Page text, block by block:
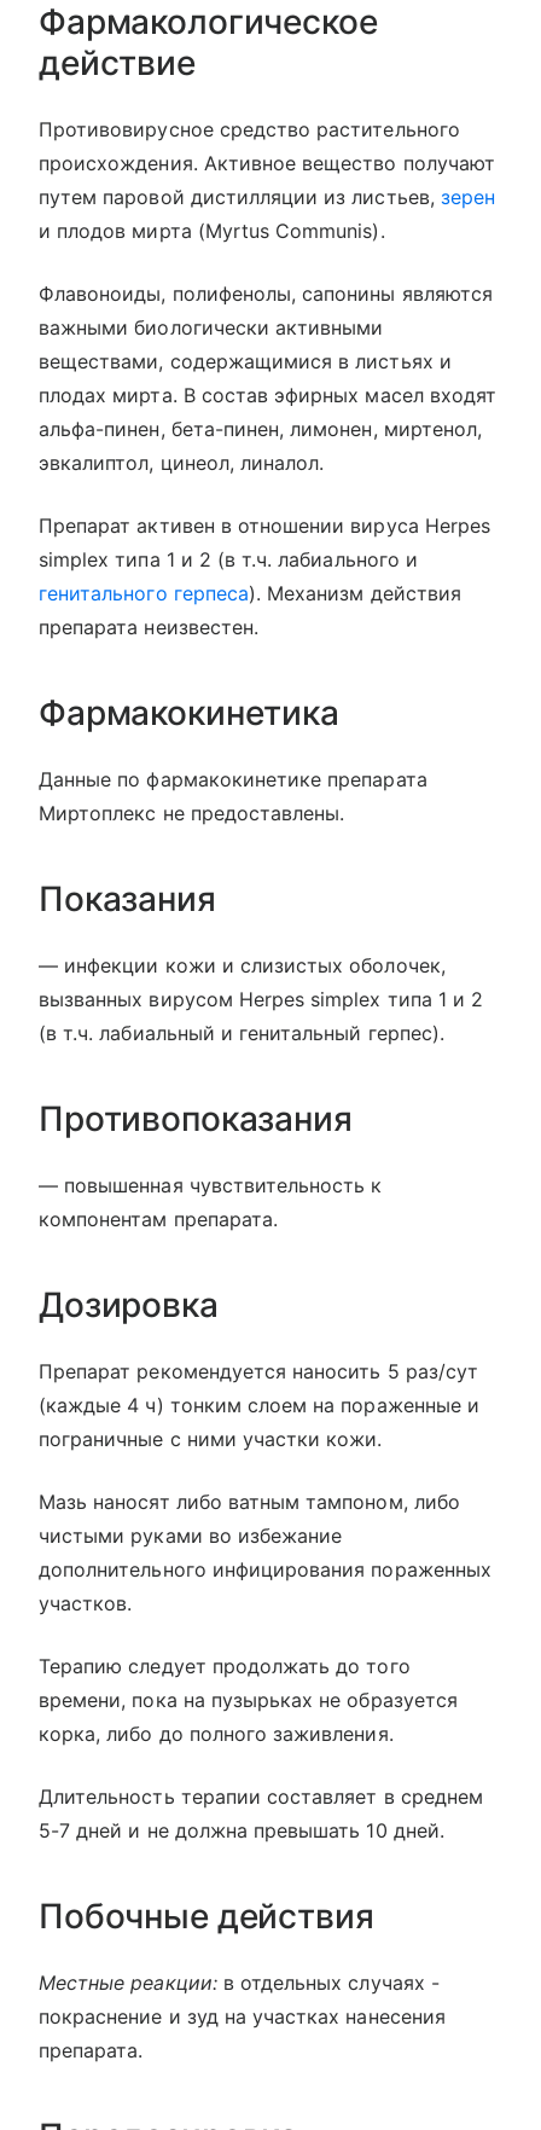
Фармакологическое
действие
Противовирусное средство растительного
происхождения. Активное вещество получают
путем паровой дистилляции из листьев, зерен
и плодов мирта (Myrtus Communis).
Флавоноиды, полифенолы, сапонины являются
важными биологически активными
веществами, содержащимися в листьях и
плодах мирта. В состав эфирных масел входят
альфа-пинен, бета-пинен, лимонен, миртенол,
эвкалиптол, цинеол, линалол.
Препарат активен в отношении вируса Herpes
simplex типа 1 и 2 (в т.ч. лабиального и
генитального герпеса). Механизм действия
препарата неизвестен.
Фармакокинетика
Данные по фармакокинетике препарата
Миртоплекс не предоставлены.
Показания
— инфекции кожи и слизистых оболочек,
вызванных вирусом Herpes simplex типа 1 и 2
(в т.ч. лабиальный и генитальный герпес).
Противопоказания
— повышенная чувствительность к
компонентам препарата.
Дозировка
Препарат рекомендуется наносить 5 раз/сут
(каждые 4 ч) тонким слоем на пораженные и
пограничные с ними участки кожи.
Мазь наносят либо ватным тампоном, либо
чистыми руками во избежание
дополнительного инфицирования пораженных
участков.
Терапию следует продолжать до того
времени, пока на пузырьках не образуется
корка, либо до полного заживления.
Длительность терапии составляет в среднем
5-7 дней и не должна превышать 10 дней.
Побочные действия
Местные реакции:в отдельных случаях -
покраснение и зуд на участках нанесения
препарата.